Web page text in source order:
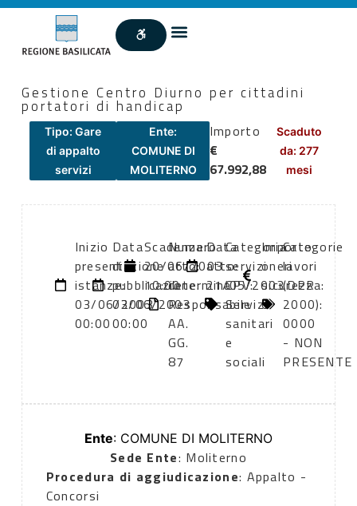
Gestione Centro Diurno per cittadini
portatori di handicap
Tipo: Gare
di appalto
servizi
Ente:
COMUNE DI
MOLITERNO
Importo
€
67.992,88
Scaduto
da: 277
mesi
Inizio
presentazione
istanze:
03/06/2003
00:00
Data
di
pubblicazione:
03/06/2003
00:00
Scadenza:
20/06/2003
10:00
Numero
atto:
determina
Responsabile
AA.
GG.
87
Data
atto:
21/05/2003
Categoria
servizi
CPV:
Servizi
sanitari
e
sociali
Importo
oneri
sicurezza:
0
Categorie
lavori
(DPR
2000):
0000
- NON
PRESENTE
Ente: COMUNE DI MOLITERNO
Sede Ente: Moliterno
Procedura di aggiudicazione: Appalto -
Concorsi